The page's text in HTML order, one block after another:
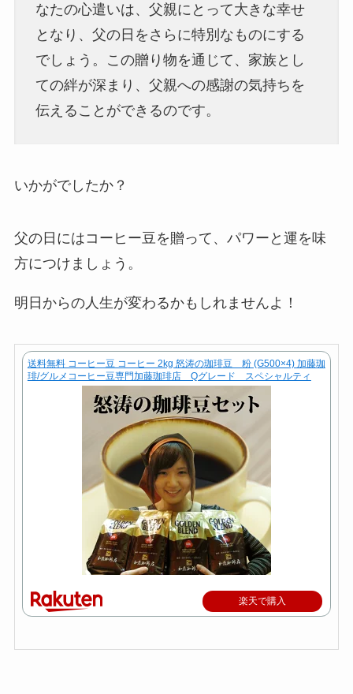
なたの心遣いは、父親にとって大きな幸せ
となり、父の日をさらに特別なものにする
でしょう。この贈り物を通じて、家族とし
ての絆が深まり、父親への感謝の気持ちを
伝えることができるのです。
いかがでしたか？
父の日にはコーヒー豆を贈って、パワーと運を味
方につけましょう。
明日からの人生が変わるかもしれませんよ！
送料無料 コーヒー豆 コーヒー 2kg 怒涛の珈琲豆 粉 (G500×4) 加藤珈
琲/グルメコーヒー豆専門加藤珈琲店 Qグレード スペシャルティ
楽天で購入